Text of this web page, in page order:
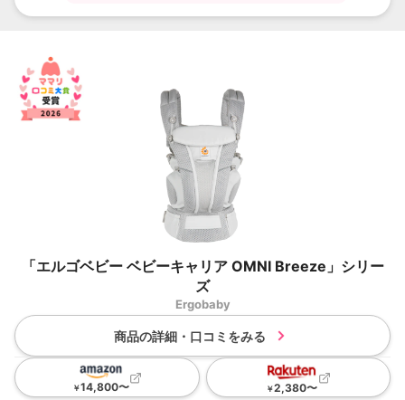
「エルゴベビー ベビーキャリア OMNI Breeze」シリー
ズ
Ergobaby
商品の詳細・口コミをみる
￥14,800〜 ￥2,380〜